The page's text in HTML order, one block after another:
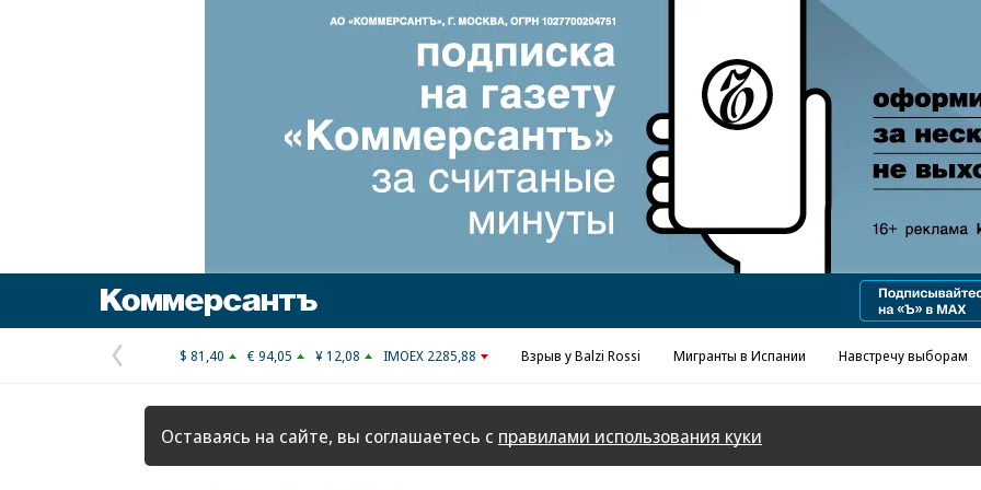
Предыдущая
страница
$ 81,40 € 94,05 ¥ 12,08 IMOEX 2285,88 Взрыв у Balzi Rossi Мигранты в Испании Навстречу выборам
Оставаясь на сайте, вы соглашаетесь с правилами использования куки